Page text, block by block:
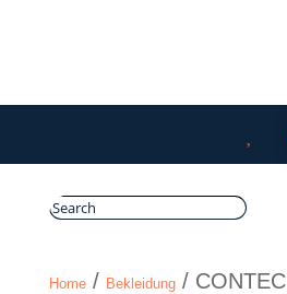
Home/ Bekleidung/ CONTEC